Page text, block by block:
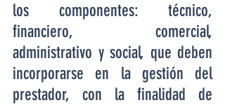
los componentes: técnico,
financiero, comercial,
administrativo y social, que deben
incorporarse en la gestión del
prestador, con la finalidad de